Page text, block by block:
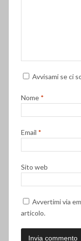
Avvisami se ci
Nome *
Email *
Sito web
Avvertimi via
articolo.